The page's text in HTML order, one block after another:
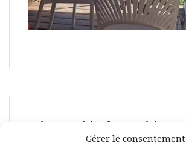
Gérer le consentement
Suivez-moi également ici :